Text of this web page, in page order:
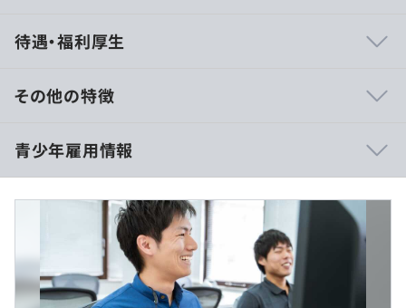
透させる」
です。
技術の力で、将来の文化の幹となる事業を支えるプロダク
えています。
■技術とビジネスが密接に結びついた環境で多岐にわたる
技術的なチャレンジができる
わたしたちは、あらゆる領域でギフト事業を展開していま
す。多様なギフトを実現するために、幅広いプロダクトが
必要になり、多岐にわたる技術的なチャレンジができる環
待遇・福利厚生
・基本給：258,336円〜
・固定残業代：40時間分、74,664円〜
※40時間を超える時間外労働分についての割増賃金は追
その他の特徴
青少年雇用情報
過去３年間の新卒採用者数の男女別人数
前年度 男性3人 女性2人
2年度前 男性0人 女性0人